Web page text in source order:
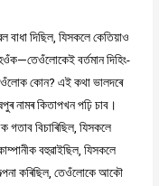
দিছিল, যিসকলে কেতিয়াও
বৰ্তমান দিহিং-
কোন? এই কথা ভালদৰে
নামৰ কিতাপখন পঢ়ি চাব।
গতাব বিচাৰিছিল, যিসকলে
বহুৱাইছিল, যিসকলে
কৰিছিল, তেওঁলোকে আকৌ